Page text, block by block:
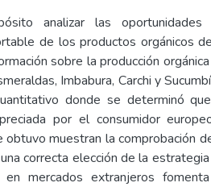
analizar las oportunidades
de los productos orgánicos
sobre la producción
Imbabura, Carchi y
donde se determinó
por el consumidor
muestran la comprobación
correcta elección de la
en mercados extranjeros